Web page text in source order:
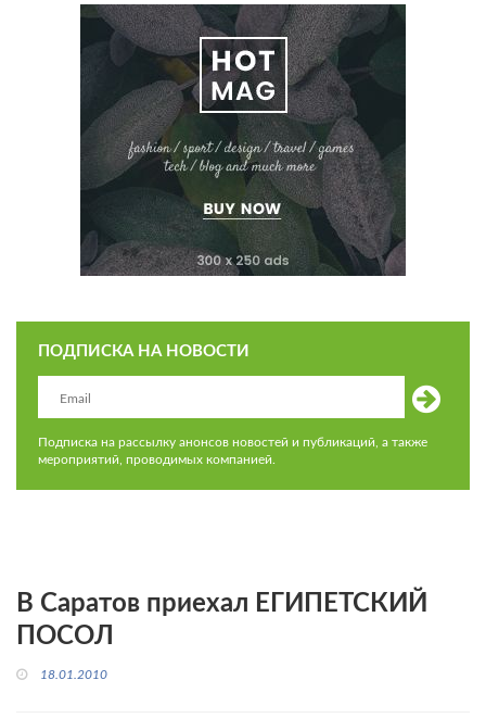
ПОДПИСКА НА НОВОСТИ
Подписка на рассылку анонсов новостей и публикаций, а также
мероприятий, проводимых компанией.
В Саратов приехал ЕГИПЕТСКИЙ
ПОСОЛ
18.01.2010